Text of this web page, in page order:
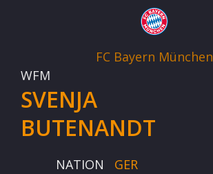
FC Bayern München
WFM
SVENJA
BUTENANDT
NATION
GER